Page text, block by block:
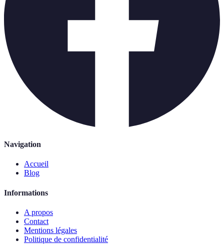
Navigation
Accueil
Blog
Informations
A propos
Contact
Mentions légales
Politique de confidentialité